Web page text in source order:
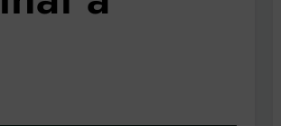
Zsigmond: falusi író vagy boncmester?